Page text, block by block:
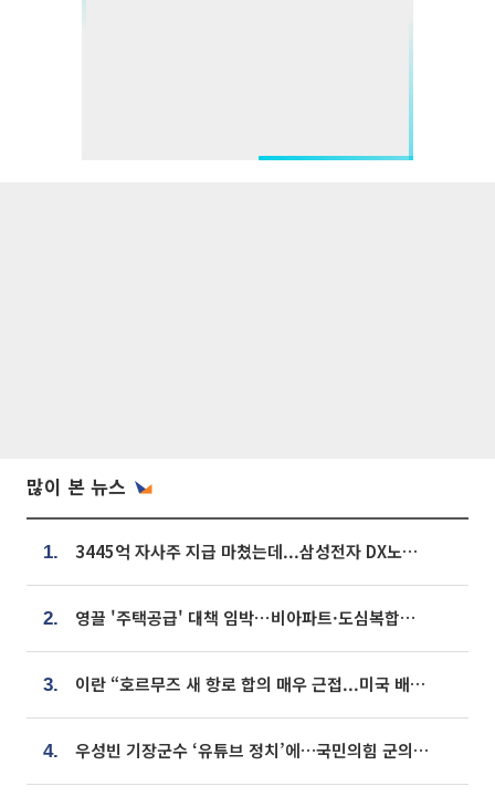
많이 본 뉴스
1. 3445억 자사주 지급 마쳤는데...삼성전자 DX노조, 뒤늦은 '떼쓰기 집회'
2. 영끌 '주택공급' 대책 임박⋯비아파트·도심복합까지 총동원
3. 이란 “호르무즈 새 항로 합의 매우 근접...미국 배상 먼저”
4. 우성빈 기장군수 ‘유튜브 정치’에…국민의힘 군의원들 집단 반발